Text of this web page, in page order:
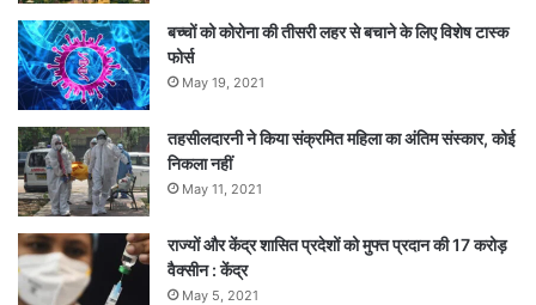
बच्चों को कोरोना की तीसरी लहर से बचाने के लिए विशेष टास्क
फोर्स
May 19, 2021
तहसीलदारनी ने किया संक्रमित महिला का अंतिम संस्कार, कोई
निकला नहीं
May 11, 2021
राज्यों और केंद्र शासित प्रदेशों को मुफ्त प्रदान की 17 करोड़
वैक्सीन : केंद्र
May 5, 2021